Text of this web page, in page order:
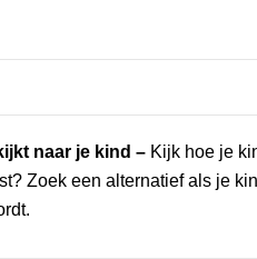
naar je kind – Kijk hoe je
Zoek een alternatief als je